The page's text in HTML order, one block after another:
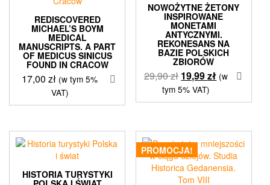
REDISCOVERED
MICHAEL’S BOYM
MEDICAL
MANUSCRIPTS. A PART
OF MEDICUS SINICUS
FOUND IN CRACOW
17,00zł (w tym 5%
VAT)
NOWOŻYTNE ŻETONY
INSPIROWANE
MONETAMI
ANTYCZNYMI.
REKONESANS NA
BAZIE POLSKICH
ZBIORÓW
29,90zł Pierwotna
cena
wynosiła:
19,99złAktualna
wynosi:
(w
tym 5% VAT)
HISTORIA TURYSTYKI
PROMOCJA!